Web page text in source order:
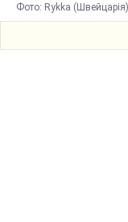
Фото: Rykka (Швейцарія)